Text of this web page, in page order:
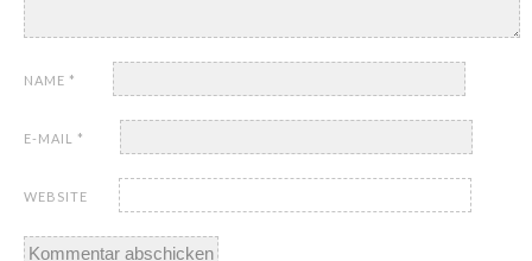
NAME *
E-MAIL *
WEBSITE